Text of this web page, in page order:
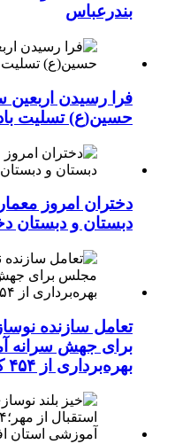
بندرعباس
فرا رسیدن اربعین
حسین(ع) تسلیت
دختران امروز
دبستان و دبستان
تعامل سازنده
برای جهش سرانه
بهره‌برداری از ۴۵۴ کلاس درس تا مهرماه